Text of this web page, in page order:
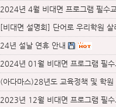
2024년 4월 비대면 프로그램 필수
[비대면 설명회] 단어로 우리학원
24년 설날 연휴 안내
2024년 01월 비대면 프로그램 필
(아다마스)28년도 교육정책 및 학
2023년 12월 비대면 프로그램 필